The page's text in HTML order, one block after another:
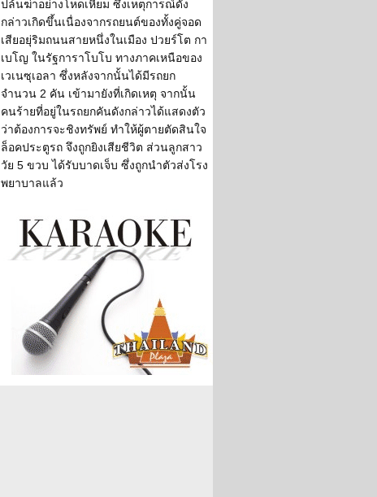
ปล้นฆ่าอย่างโหดเหี้ยม ซึ่งเหตุการณ์ดัง
กล่าวเกิดขึ้นเนื่องจากรถยนต์ของทั้งคู่จอด
เสียอยุ่ริมถนนสายหนึ่งในเมือง ปวยร์โต กา
เบโญ ในรัฐการาโบโบ ทางภาคเหนือของ
เวเนซุเอลา ซึ่งหลังจากนั้นได้มีรถยก
จำนวน 2 คัน เข้ามายังที่เกิดเหตุ จากนั้น
คนร้ายที่อยู่ในรถยกคันดังกล่าวได้แสดงตัว
ว่าต้องการจะชิงทรัพย์ ทำให้ผู้ตายตัดสินใจ
ล็อคประตูรถ จึงถูกยิงเสียชีวิต ส่วนลูกสาว
วัย 5 ขวบ ได้รับบาดเจ็บ ซึ่งถูกนำตัวส่งโรง
พยาบาลแล้ว